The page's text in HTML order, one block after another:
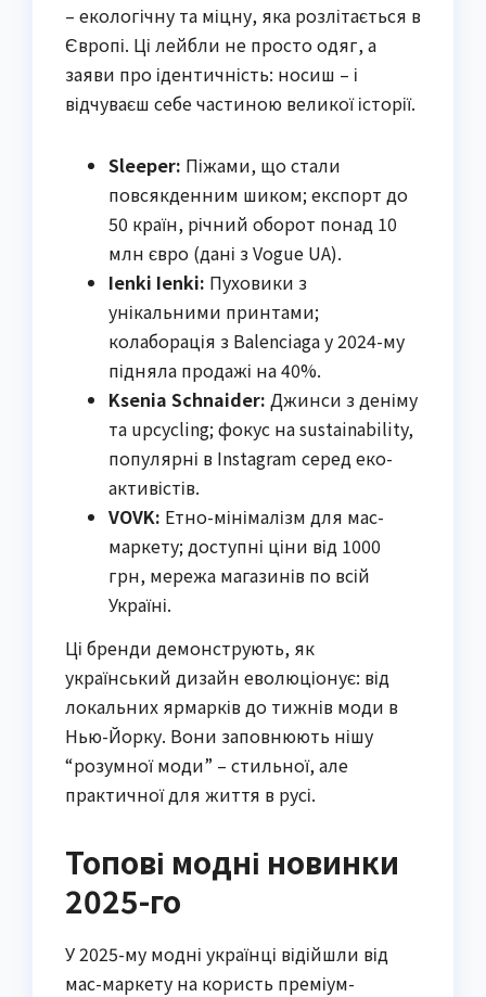
– екологічну та міцну, яка розлітається в
Європі. Ці лейбли не просто одяг, а
заяви про ідентичність: носиш – і
відчуваєш себе частиною великої історії.
Sleeper: Піжами, що стали
повсякденним шиком; експорт до
50 країн, річний оборот понад 10
млн євро (дані з Vogue UA).
Ienki Ienki: Пуховики з
унікальними принтами;
колаборація з Balenciaga у 2024-му
підняла продажі на 40%.
Ksenia Schnaider: Джинси з деніму
та upcycling; фокус на sustainability,
популярні в Instagram серед еко-
активістів.
VOVK: Етно-мінімалізм для мас-
маркету; доступні ціни від 1000
грн, мережа магазинів по всій
Україні.
Ці бренди демонструють, як
український дизайн еволюціонує: від
локальних ярмарків до тижнів моди в
Нью-Йорку. Вони заповнюють нішу
“розумної моди” – стильної, але
практичної для життя в русі.
Топові модні новинки
2025-го
У 2025-му модні українці відійшли від
мас-маркету на користь преміум-